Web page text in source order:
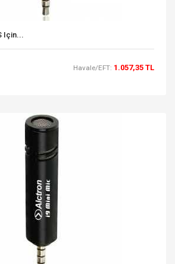
Için...
Havale/EFT: 1.057,35 TL